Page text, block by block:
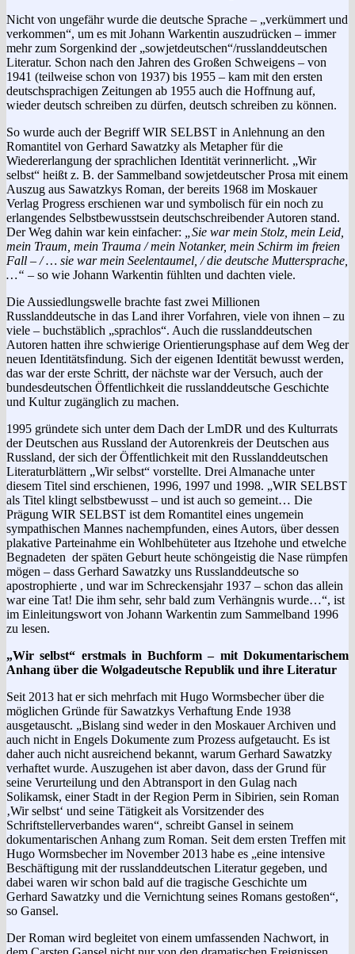
Nicht von ungefähr wurde die deutsche Sprache – „verkümmert und
verkommen“, um es mit Johann Warkentin auszudrücken – immer
mehr zum Sorgenkind der „sowjetdeutschen“/russlanddeutschen
Literatur. Schon nach den Jahren des Großen Schweigens – von
1941 (teilweise schon von 1937) bis 1955 – kam mit den ersten
deutschsprachigen Zeitungen ab 1955 auch die Hoffnung auf,
wieder deutsch schreiben zu dürfen, deutsch schreiben zu können.
So wurde auch der Begriff WIR SELBST in Anlehnung an den
Romantitel von Gerhard Sawatzky als Metapher für die
Wiedererlangung der sprachlichen Identität verinnerlicht. „Wir
selbst“ heißt z. B. der Sammelband sowjetdeutscher Prosa mit einem
Auszug aus Sawatzkys Roman, der bereits 1968 im Moskauer
Verlag Progress erschienen war und symbolisch für ein noch zu
erlangendes Selbstbewusstsein deutschschreibender Autoren stand.
Der Weg dahin war kein einfacher:
„Sie war mein Stolz, mein Leid,
mein Traum, mein Trauma / mein Notanker, mein Schirm im freien
Fall – / … sie war mein Seelentaumel, / die deutsche Muttersprache,
…“ – so wie Johann Warkentin fühlten und dachten viele.
Die Aussiedlungswelle brachte fast zwei Millionen
Russlanddeutsche in das Land ihrer Vorfahren, viele von ihnen – zu
viele – buchstäblich „sprachlos“. Auch die russlanddeutschen
Autoren hatten ihre schwierige Orientierungsphase auf dem Weg der
neuen Identitätsfindung. Sich der eigenen Identität bewusst werden,
das war der erste Schritt, der nächste war der Versuch, auch der
bundesdeutschen Öffentlichkeit die russlanddeutsche Geschichte
und Kultur zugänglich zu machen.
1995 gründete sich unter dem Dach der LmDR und des Kulturrats
der Deutschen aus Russland der Autorenkreis der Deutschen aus
Russland, der sich der Öffentlichkeit mit den Russlanddeutschen
Literaturblättern „Wir selbst“ vorstellte. Drei Almanache unter
diesem Titel sind erschienen, 1996, 1997 und 1998. „WIR SELBST
als Titel klingt selbstbewusst – und ist auch so gemeint… Die
Prägung WIR SELBST ist dem Romantitel eines ungemein
sympathischen Mannes nachempfunden, eines Autors, über dessen
plakative Parteinahme ein Wohlbehüteter aus Itzehohe und etwelche
Begnadeten der späten Geburt heute schöngeistig die Nase rümpfen
mögen – dass Gerhard Sawatzky uns Russlanddeutsche so
apostrophierte , und war im Schreckensjahr 1937 – schon das allein
war eine Tat! Die ihm sehr, sehr bald zum Verhängnis wurde…“, ist
im Einleitungswort von Johann Warkentin zum Sammelband 1996
zu lesen.
„Wir selbst“ erstmals in Buchform – mit Dokumentarischem
Anhang über die Wolgadeutsche Republik und ihre Literatur
Seit 2013 hat er sich mehrfach mit Hugo Wormsbecher über die
möglichen Gründe für Sawatzkys Verhaftung Ende 1938
ausgetauscht. „Bislang sind weder in den Moskauer Archiven und
auch nicht in Engels Dokumente zum Prozess aufgetaucht. Es ist
daher auch nicht ausreichend bekannt, warum Gerhard Sawatzky
verhaftet wurde. Auszugehen ist aber davon, dass der Grund für
seine Verurteilung und den Abtransport in den Gulag nach
Solikamsk, einer Stadt in der Region Perm in Sibirien, sein Roman
‚Wir selbst‘ und seine Tätigkeit als Vorsitzender des
Schriftstellerverbandes waren“, schreibt Gansel in seinem
dokumentarischen Anhang zum Roman. Seit dem ersten Treffen mit
Hugo Wormsbecher im November 2013 habe es „eine intensive
Beschäftigung mit der russlanddeutschen Literatur gegeben, und
dabei waren wir schon bald auf die tragische Geschichte um
Gerhard Sawatzky und die Vernichtung seines Romans gestoßen“,
so Gansel.
Der Roman wird begleitet von einem umfassenden Nachwort, in